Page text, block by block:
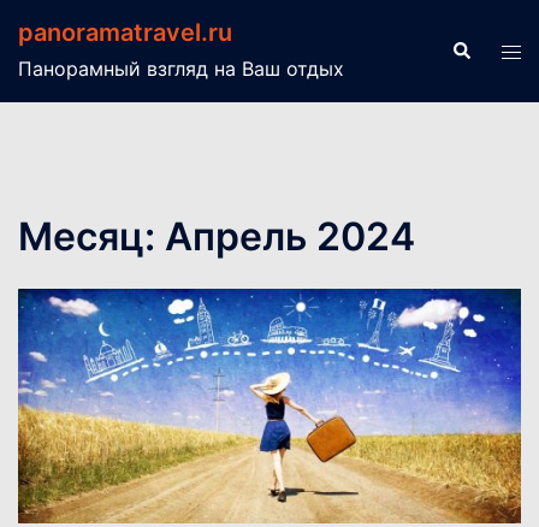
содержимому
panoramatravel.ru
Панорамный взгляд на Ваш отдых
Поиск
Месяц: Апрель 2024